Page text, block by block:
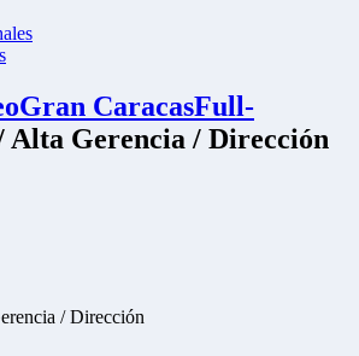
Gran CaracasFull-
Alta Gerencia / Dirección
/ Dirección